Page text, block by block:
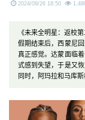
2024/09/26 18:50
《未来全明星：返校
假期结束后，西蒙尼
真正感觉。达蒙面临
式感到失望，于是又
同时，阿玛拉和马库